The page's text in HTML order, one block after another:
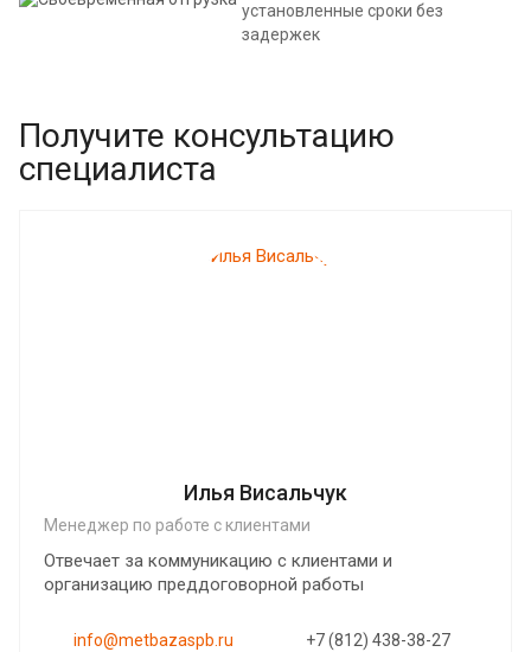
установленные сроки без
задержек
Получите консультацию
специалиста
Илья Висальчук
Менеджер по работе с клиентами
Отвечает за коммуникацию с клиентами и
организацию преддоговорной работы
info@metbazaspb.ru +7 (812) 438-38-27